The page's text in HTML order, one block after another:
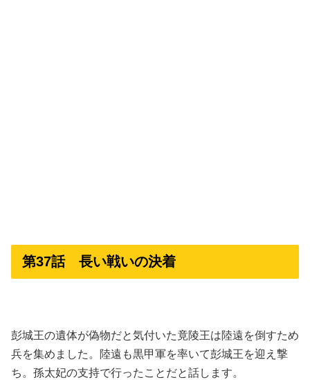
第37話 長い戦いの決着
彭城王の遺体が偽物だと気付いた竟陵王は陸遠を倒すため
兵を集めました。陸遠も黒甲軍を率いて彭城王を迎え撃
ち。孫太妃の支持で行ったことだと話します。